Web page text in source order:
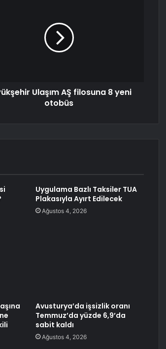
Ulaşım AŞ filosuna 8 yeni
otobüs
Uygulama Bazlı Taksiler TUA
Plakasıyla Ayırt Edilecek
Ağustos 4, 2026
Avusturya’da işsizlik oranı
Temmuz’da yüzde 6,9’da
sabit kaldı
Ağustos 4, 2026